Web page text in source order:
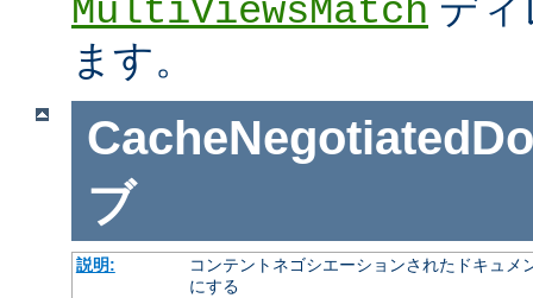
MultiViewsMatch
ます。
ブ
説明:
コンテントネゴシエーションされたドキュ
にする